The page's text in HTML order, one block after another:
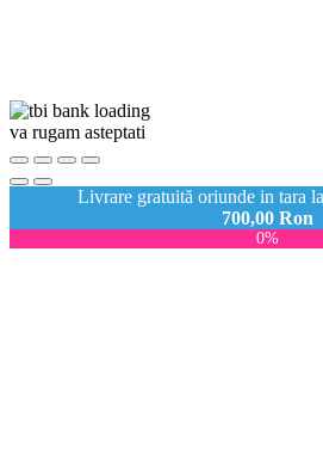
va rugam asteptati
Livrare gratuită oriunde in tara
700,00 Ron
0%